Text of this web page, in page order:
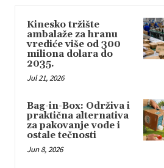
Kinesko tržište
ambalaže za hranu
vrediće više od 300
miliona dolara do
2035.
Jul 21, 2026
Bag-in-Box: Održiva i
praktična alternativa
za pakovanje vode i
ostale tečnosti
Jun 8, 2026